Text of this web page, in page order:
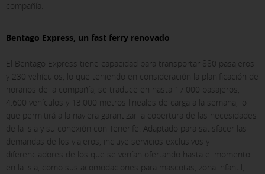
compañía.
Bentago Express, un fast ferry renovado
El Bentago Express tiene capacidad para transportar 880 pasajeros
y 230 vehículos, lo que teniendo en consideración la planificación de
horarios de la compañía, se traduce en hasta 17.000 pasajeros,
4.600 vehículos y 13.000 metros lineales de carga a la semana, lo
que permitirá a la naviera garantizar la cobertura de las necesidades
de la isla y su conexión con Tenerife. Adaptado para satisfacer las
demandas de los viajeros, incluye servicios exclusivos y
diferenciadores de los que se venían ofertando hasta el momento
en la isla, como sus acomodaciones para mascotas, zona infantil,